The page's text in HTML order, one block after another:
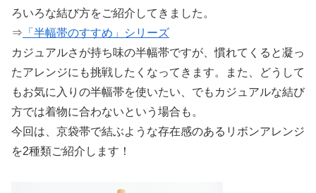
ろいろな結び方をご紹介してきました。
⇒ 「半幅帯のすすめ」シリーズ
カジュアルさが持ち味の半幅帯ですが、慣れてくると凝っ
たアレンジにも挑戦したくなってきます。また、どうして
もお気に入りの半幅帯を使いたい、でもカジュアルな結び
方では着物に合わないという場合も。
今回は、京袋帯で結ぶような存在感のあるリボンアレンジ
を2種類ご紹介します！